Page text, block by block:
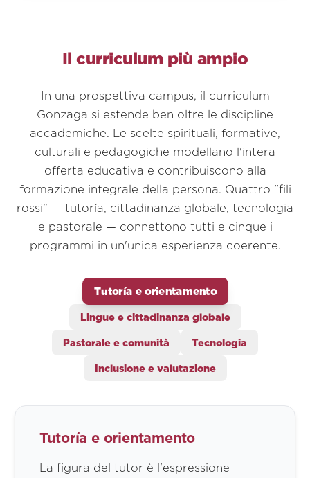
Il curriculum più ampio
In una prospettiva campus, il curriculum
Gonzaga si estende ben oltre le discipline
accademiche. Le scelte spirituali, formative,
culturali e pedagogiche modellano l'intera
offerta educativa e contribuiscono alla
formazione integrale della persona. Quattro "fili
rossi" — tutoría, cittadinanza globale, tecnologia
e pastorale — connettono tutti e cinque i
programmi in un'unica esperienza coerente.
Tutoría e orientamento
Lingue e cittadinanza globale
Pastorale e comunità Tecnologia
Inclusione e valutazione
Tutoría e orientamento
La figura del tutor è l'espressione